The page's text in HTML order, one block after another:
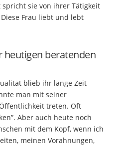
sie von ihrer Tätigkeit
Frau liebt und lebt
heutigen beratenden
blieb ihr lange Zeit
man mit seiner
treten. Oft
Aber auch heute noch
mit dem Kopf, wenn ich
meinen Vorahnungen,